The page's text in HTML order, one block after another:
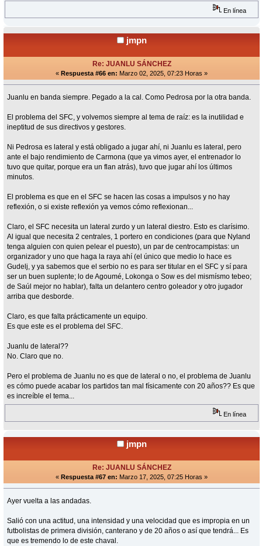
En línea
jmpn
Re: JUANLU SÁNCHEZ
« Respuesta #66 en: Marzo 02, 2025, 07:23 Horas »
Juanlu en banda siempre. Pegado a la cal. Como Pedrosa por la otra banda.
El problema del SFC, y volvemos siempre al tema de raíz: es la inutilidad e
ineptitud de sus directivos y gestores.
Ni Pedrosa es lateral y está obligado a jugar ahí, ni Juanlu es lateral, pero
ante el bajo rendimiento de Carmona (que ya vimos ayer, el entrenador lo
tuvo que quitar, porque era un flan atrás), tuvo que jugar ahí los últimos
minutos.
El problema es que en el SFC se hacen las cosas a impulsos y no hay
reflexión, o si existe reflexión ya vemos cómo reflexionan...
Claro, el SFC necesita un lateral zurdo y un lateral diestro. Esto es clarísimo.
Al igual que necesita 2 centrales, 1 portero en condiciones (para que Nyland
tenga alguien con quien pelear el puesto), un par de centrocampistas: un
organizador y uno que haga la raya ahí (el único que medio lo hace es
Gudelj, y ya sabemos que el serbio no es para ser titular en el SFC y sí para
ser un buen suplente; lo de Agoumé, Lokonga o Sow es del mismísmo tebeo;
de Saúl mejor no hablar), falta un delantero centro goleador y otro jugador
arriba que desborde.
Claro, es que falta prácticamente un equipo.
Es que este es el problema del SFC.
Juanlu de lateral??
No. Claro que no.
Pero el problema de Juanlu no es que de lateral o no, el problema de Juanlu
es cómo puede acabar los partidos tan mal físicamente con 20 años?? Es que
es increíble el tema...
En línea
jmpn
Re: JUANLU SÁNCHEZ
« Respuesta #67 en: Marzo 17, 2025, 07:25 Horas »
Ayer vuelta a las andadas.
Salió con una actitud, una intensidad y una velocidad que es impropia en un
futbolistas de primera división, canterano y de 20 años o así que tendrá... Es
que es tremendo lo de este chaval.